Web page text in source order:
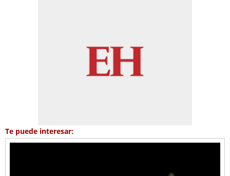
Te puede interesar: